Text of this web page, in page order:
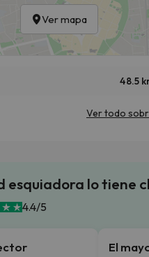
Ver mapa
48.5
Ver todo
esquiadora lo tiene
4.4/5
El